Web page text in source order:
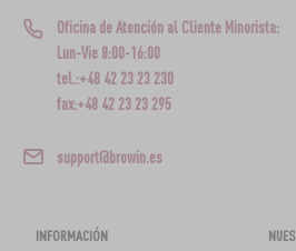
Oficina de Atención al Cliente Minorista:
Lun-Vie 8:00-16:00
tel.:+48 42 23 23 230
fax:+48 42 23 23 295
support@browin.es
INFORMACIÓN